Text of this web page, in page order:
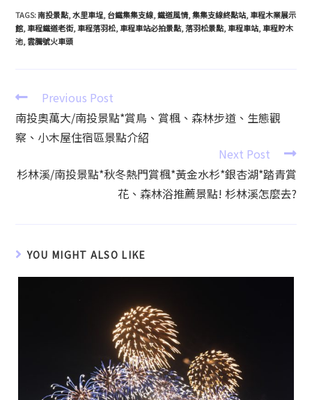
TAGS:南投景點, 水里車埕, 台鐵集集支線, 鐵道風情, 集集支線終點站, 車程木業展示
館, 車程鐵道老街, 車程落羽松, 車程車站必拍景點, 落羽松景點, 車程車站, 車程貯木
池, 雲騰號火車頭
Previous Post
南投奧萬大/南投景點*賞鳥、賞楓、森林步道、生態觀
察、小木屋住宿區景點介紹
Next Post
杉林溪/南投景點*秋冬熱門賞楓*黃金水杉*銀杏湖*踏青賞
花、森林浴推薦景點! 杉林溪怎麼去?
YOU MIGHT ALSO LIKE